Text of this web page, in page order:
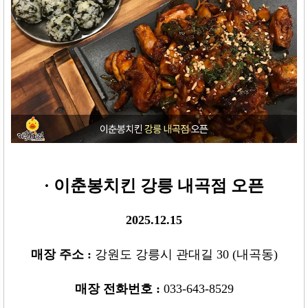
· 이춘봉치킨 강릉 내곡점 오픈
2025.12.15
매장 주소 : 강원도 강릉시 관대길 30 (내곡동)
매장 전화번호 : 033-643-8529